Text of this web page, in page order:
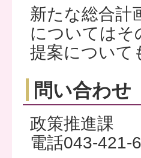
新たな総合計
についてはそ
提案について
問い合わせ
政策推進課
電話043-421-